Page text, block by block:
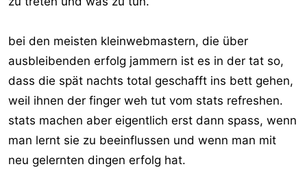
bei den meisten kleinwebmastern, die über
ausbleibenden erfolg jammern ist es in der tat so,
dass die spät nachts total geschafft ins bett gehen,
weil ihnen der finger weh tut vom stats refreshen.
stats machen aber eigentlich erst dann spass, wenn
man lernt sie zu beeinflussen und wenn man mit
neu gelernten dingen erfolg hat.